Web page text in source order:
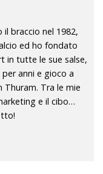
braccio nel 1982,
ed ho fondato
in tutte le sue salse,
anni e gioco a
Thuram. Tra le mie
e il cibo…